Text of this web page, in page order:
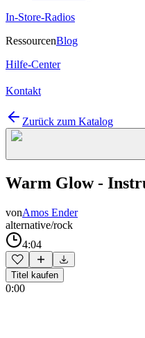
In-Store-Radios
RessourcenBlog
Hilfe-Center
Kontakt
Zurück zum Katalog
Warm Glow -
vonAmos Ender
alternative/rock
4:04
Titel kaufen
0:00